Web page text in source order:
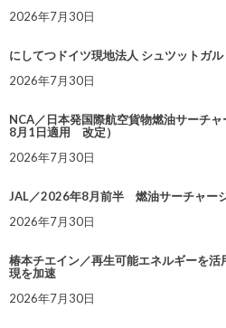
2026年7月30日
にしてつドイツ現地法人 シュツットガ
2026年7月30日
NCA／日本発国際航空貨物燃油サーチ
8月1日適用 改定）
2026年7月30日
JAL／2026年8月前半 燃油サーチャー
2026年7月30日
椿本チエイン／再生可能エネルギーを
現を加速
2026年7月30日